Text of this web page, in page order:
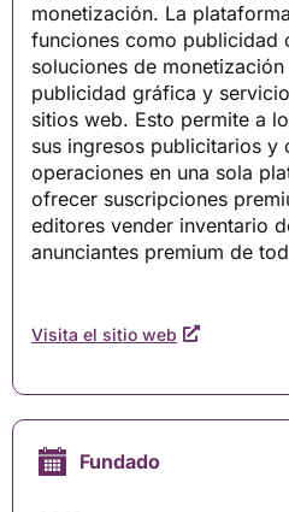
monetización. La
funciones como publicidad
soluciones de
publicidad gráfica y
sitios web. Esto permite a
sus ingresos publicitarios y
operaciones en una sola
ofrecer suscripciones
editores vender inventario
anunciantes premium de
Visita el sitio web
Fundado